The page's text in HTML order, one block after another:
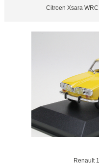
Citroen Xsara
Renault